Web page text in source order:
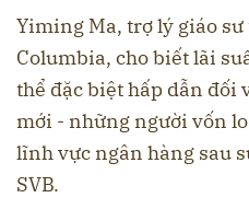
Yiming Ma, trợ lý giáo
Columbia, cho biết lãi
thể đặc biệt hấp dẫn đối
mới - những người vốn
lĩnh vực ngân hàng sau
SVB.